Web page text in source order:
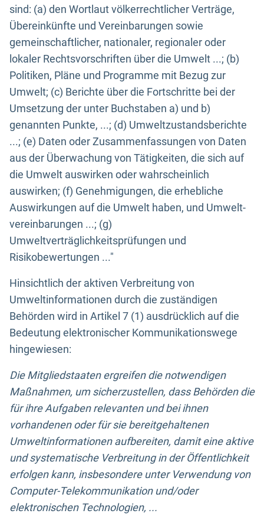
sind: (a) den Wortlaut völkerrechtlicher Verträge,
Übereinkünfte und Vereinbarungen sowie
gemeinschaftlicher, nationaler, regionaler oder
lokaler Rechtsvorschriften über die Umwelt ...; (b)
Politiken, Pläne und Programme mit Bezug zur
Umwelt; (c) Berichte über die Fortschritte bei der
Umsetzung der unter Buchstaben a) und b)
genannten Punkte, ...; (d) Umweltzustandsberichte
...; (e) Daten oder Zusammenfassungen von Daten
aus der Überwachung von Tätigkeiten, die sich auf
die Umwelt auswirken oder wahrscheinlich
auswirken; (f) Genehmigungen, die erhebliche
Auswirkungen auf die Umwelt haben, und Umwelt-
vereinbarungen ...; (g)
Umweltverträglichkeitsprüfungen und
Risikobewertungen ..."
Hinsichtlich der aktiven Verbreitung von
Umweltinformationen durch die zuständigen
Behörden wird in Artikel 7 (1) ausdrücklich auf die
Bedeutung elektronischer Kommunikationswege
hingewiesen:
Die Mitgliedstaaten ergreifen die notwendigen
Maßnahmen, um sicherzustellen, dass Behörden die
für ihre Aufgaben relevanten und bei ihnen
vorhandenen oder für sie bereitgehaltenen
Umweltinformationen aufbereiten, damit eine aktive
und systematische Verbreitung in der Öffentlichkeit
erfolgen kann, insbesondere unter Verwendung von
Computer-Telekommunikation und/oder
elektronischen Technologien, ...